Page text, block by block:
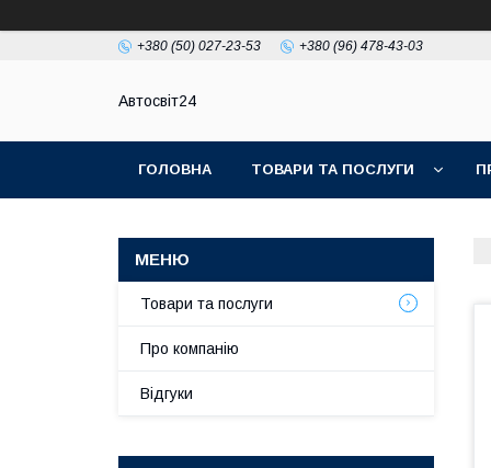
+380 (50) 027-23-53 +380 (96) 478-43-03
Автосвіт24
ГОЛОВНА ТОВАРИ ТА ПОСЛУГИ
Товари та послуги
Про компанію
Відгуки